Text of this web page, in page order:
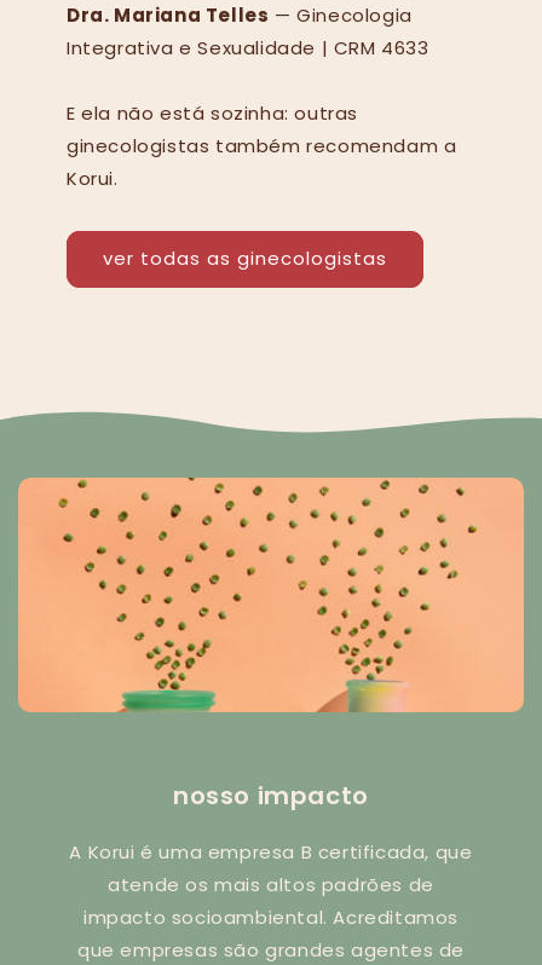
Dra. Mariana Telles — Ginecologia
Integrativa e Sexualidade | CRM 4633
E ela não está sozinha: outras
ginecologistas também recomendam a
Korui.
ver todas as ginecologistas
nosso impacto
A Korui é uma empresa B certificada, que
atende os mais altos padrões de
impacto socioambiental. Acreditamos
que empresas são grandes agentes de